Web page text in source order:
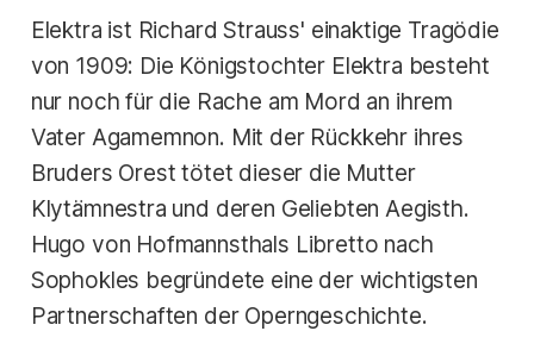
Elektra ist Richard Strauss' einaktige Tragödie
von 1909: Die Königstochter Elektra besteht
nur noch für die Rache am Mord an ihrem
Vater Agamemnon. Mit der Rückkehr ihres
Bruders Orest tötet dieser die Mutter
Klytämnestra und deren Geliebten Aegisth.
Hugo von Hofmannsthals Libretto nach
Sophokles begründete eine der wichtigsten
Partnerschaften der Operngeschichte.